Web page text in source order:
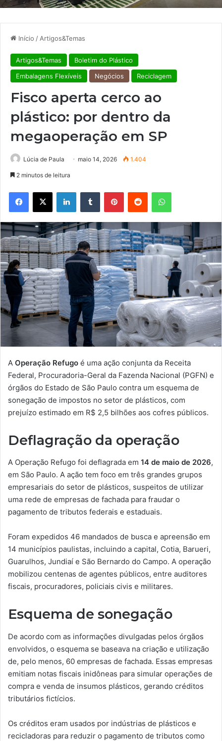
Início / Artigos&Temas
Artigos&Temas
Boletim do Plástico
Embalagens Flexíveis
Negócios Reciclagem
Fisco aperta cerco ao
plástico: por dentro da
megaoperação em SP
Lúcia de Paula maio 14, 2026 1.404
2 minutos de leitura
Facebook
X LinkedinTumblr PinterestReddit WhatsApp
A Operação Refugo é uma ação conjunta da Receita
Federal, Procuradoria-Geral da Fazenda Nacional (PGFN) e
órgãos do Estado de São Paulo contra um esquema de
sonegação de impostos no setor de plásticos, com
prejuízo estimado em R$ 2,5 bilhões aos cofres públicos.
Deflagração da operação
A Operação Refugo foi deflagrada em 14 de maio de 2026,
em São Paulo. A ação tem foco em três grandes grupos
empresariais do setor de plásticos, suspeitos de utilizar
uma rede de empresas de fachada para fraudar o
pagamento de tributos federais e estaduais.
Foram expedidos 46 mandados de busca e apreensão em
14 municípios paulistas, incluindo a capital, Cotia, Barueri,
Guarulhos, Jundiaí e São Bernardo do Campo. A operação
mobilizou centenas de agentes públicos, entre auditores
fiscais, procuradores, policiais civis e militares.
Esquema de sonegação
De acordo com as informações divulgadas pelos órgãos
envolvidos, o esquema se baseava na criação e utilização
de, pelo menos, 60 empresas de fachada. Essas empresas
emitiam notas fiscais inidôneas para simular operações de
compra e venda de insumos plásticos, gerando créditos
tributários fictícios.
Os créditos eram usados por indústrias de plásticos e
recicladoras para reduzir o pagamento de tributos como